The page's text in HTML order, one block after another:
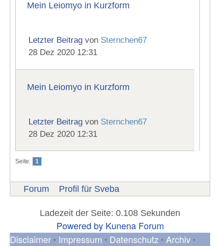
Mein Leiomyo in Kurzform
Letzter Beitrag von Sternchen67
28 Dez 2020 12:31
Mein Leiomyo in Kurzform
Letzter Beitrag von Sternchen67
28 Dez 2020 12:31
Seite: 1
Forum Profil für Sveba
Ladezeit der Seite: 0.108 Sekunden
Powered by Kunena Forum
Disclaimer • Impressum • Datenschutz • Archiv •